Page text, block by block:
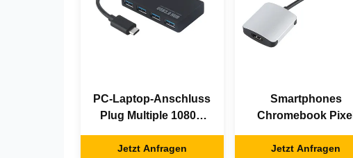
PC-Laptop-Anschluss
Plug Multiple 1080P
Jetzt Anfragen
Smartphones
Chromebook Pixel
Hub
Jetzt Anfragen